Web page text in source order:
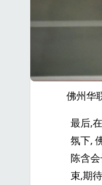
佛州华
最后,
氛下,
陈含
束,期